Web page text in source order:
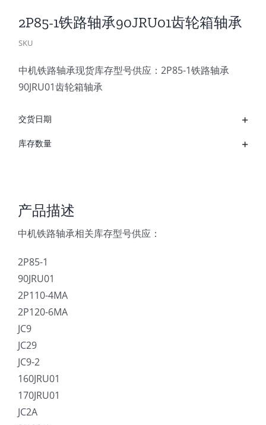
2P85-1铁路轴承90JRU01齿轮箱轴承
SKU
中机铁路轴承现货库存型号供应：2P85-1铁路轴承
90JRU01齿轮箱轴承
交货日期
库存数量
产品描述
中机铁路轴承相关库存型号供应：
2P85-1
90JRU01
2P110-4MA
2P120-6MA
JC9
JC29
JC9-2
160JRU01
170JRU01
JC2A